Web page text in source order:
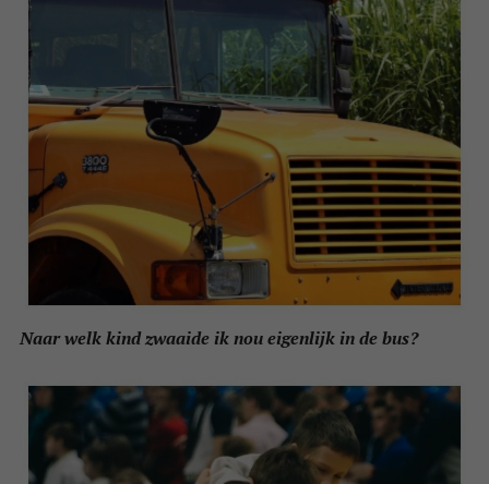
Naar welk kind zwaaide ik nou eigenlijk in de bus?